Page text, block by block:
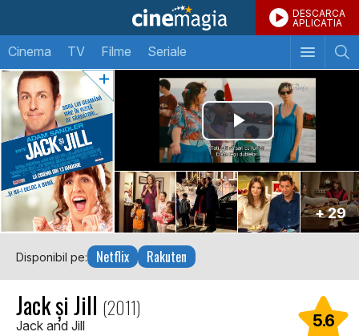
DESCARCA
APLICATIA
Cinema TV Filme Seriale
+ 29
Disponibil pe: Netflix Rakuten
Jack și Jill (2011)
Jack and Jill 5.6